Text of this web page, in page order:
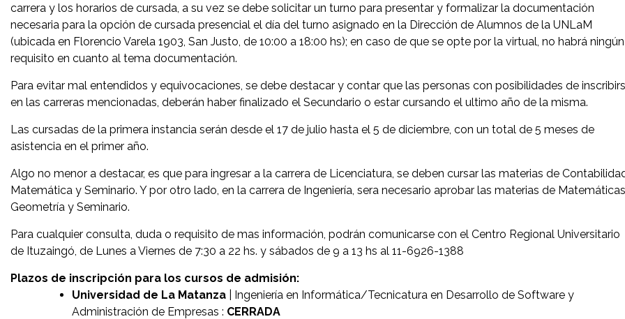
carrera y los horarios de cursada, a su vez se debe solicitar un turno para presentar y formalizar la documentación
necesaria para la opción de cursada presencial el día del turno asignado en la Dirección de Alumnos de la UNLaM
(ubicada en Florencio Varela 1903, San Justo, de 10:00 a 18:00 hs); en caso de que se opte por la virtual, no habrá ningún
requisito en cuanto al tema documentación.
Para evitar mal entendidos y equivocaciones, se debe destacar y contar que las personas con posibilidades de
en las carreras mencionadas, deberán haber finalizado el Secundario o estar cursando el ultimo año de la misma.
Las cursadas de la primera instancia serán desde el 17 de julio hasta el 5 de diciembre, con un total de 5 meses de
asistencia en el primer año.
Algo no menor a destacar, es que para ingresar a la carrera de Licenciatura, se deben cursar las materias de
Matemática y Seminario. Y por otro lado, en la carrera de Ingeniería, sera necesario aprobar las materias de
Geometría y Seminario.
Para cualquier consulta, duda o requisito de mas información, podrán comunicarse con el Centro Regional Universitario
de Ituzaingó, de Lunes a Viernes de 7:30 a 22 hs. y sábados de 9 a 13 hs al 11-6926-1388
Plazos de inscripción para los cursos de admisión:
Universidad de La Matanza | Ingeniería en Informática/Tecnicatura en Desarrollo de Software y
Administración de Empresas : CERRADA